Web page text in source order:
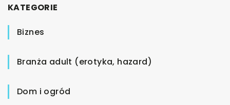
KATEGORIE
Biznes
Branża adult (erotyka, hazard)
Dom i ogród